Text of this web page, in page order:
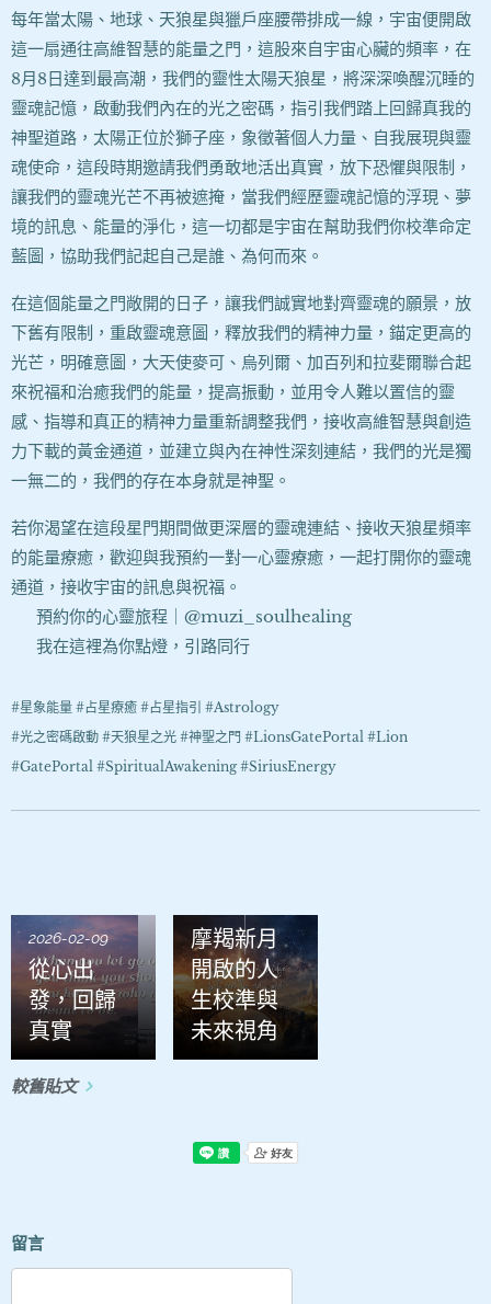
每年當太陽、地球、天狼星與獵戶座腰帶排成一線，宇宙便開啟
這一扇通往高維智慧的能量之門，這股來自宇宙心臟的頻率，在
8月8日達到最高潮，我們的靈性太陽天狼星，將深深喚醒沉睡的
靈魂記憶，啟動我們內在的光之密碼，指引我們踏上回歸真我的
神聖道路，太陽正位於獅子座，象徵著個人力量、自我展現與靈
魂使命，這段時期邀請我們勇敢地活出真實，放下恐懼與限制，
讓我們的靈魂光芒不再被遮掩，當我們經歷靈魂記憶的浮現、夢
境的訊息、能量的淨化，這一切都是宇宙在幫助我們你校準命定
藍圖，協助我們記起自己是誰、為何而來。
在這個能量之門敞開的日子，讓我們誠實地對齊靈魂的願景，放
下舊有限制，重啟靈魂意圖，釋放我們的精神力量，錨定更高的
光芒，明確意圖，大天使麥可、烏列爾、加百列和拉斐爾聯合起
來祝福和治癒我們的能量，提高振動，並用令人難以置信的靈
感、指導和真正的精神力量重新調整我們 ，接收高維智慧與創造
力下載的黃金通道，並建立與內在神性深刻連結，我們的光是獨
一無二的，我們的存在本身就是神聖。
若你渴望在這段星門期間做更深層的靈魂連結、接收天狼星頻率
的能量療癒，歡迎與我預約一對一心靈療癒，一起打開你的靈魂
通道，接收宇宙的訊息與祝福 。
✨ 預約你的心靈旅程｜@muzi_soulhealing
我在這裡為你點燈，引路同行
#星象能量 #占星療癒 #占星指引 #Astrology
#光之密碼啟動 #天狼星之光 #神聖之門 #LionsGatePortal #Lion
#GatePortal #SpiritualAwakening #SiriusEnergy
2026-02-09
從心出
發，回歸
真實
摩羯新月
開啟的人
生校準與
未來視角
較舊貼文
留言